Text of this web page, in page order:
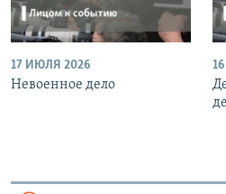
17 ИЮЛЯ 2026
Невоенное дело